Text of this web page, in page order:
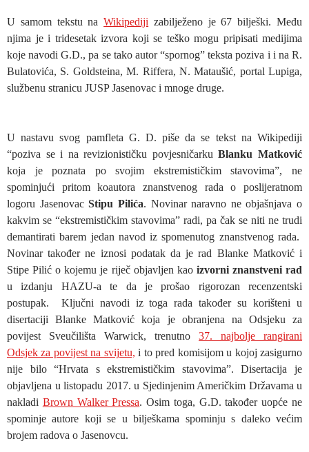
U samom tekstu naWikipediji zabilježeno je 67 bilješki. Među
njima je i tridesetak izvora koji se teško mogu pripisati medijima
koje navodi G.D., pa se tako autor “spornog” teksta poziva i i na R.
Bulatovića, S. Goldsteina, M. Riffera, N. Mataušić, portal Lupiga,
službenu stranicu JUSP Jasenovac i mnoge druge.
U nastavu svog pamfleta G. D. piše da se tekst na Wikipediji
“poziva se i na revizionističku povjesničarkuBlanku Matković
koja je poznata po svojim ekstremističkim stavovima”, ne
spominjući pritom koautora znanstvenog rada o poslijeratnom
logoru JasenovacStipu Pilića. Novinar naravno ne objašnjava o
kakvim se “ekstremističkim stavovima” radi, pa čak se niti ne trudi
demantirati barem jedan navod iz spomenutog znanstvenog rada.
Novinar također ne iznosi podatak da je rad Blanke Matković i
Stipe Pilić o kojemu je riječ objavljen kao izvorni znanstveni rad
u izdanju HAZU-a te da je prošao rigorozan recenzentski
postupak. Ključni navodi iz toga rada također su korišteni u
disertaciji Blanke Matković koja je obranjena na Odsjeku za
povijest Sveučilišta Warwick, trenutno 37. najbolje rangirani
Odsjek za povijest na svijetu, i to pred komisijom u kojoj zasigurno
nije bilo “Hrvata s ekstremističkim stavovima”. Disertacija je
objavljena u listopadu 2017. u Sjedinjenim Američkim Državama u
nakladi Brown Walker Pressa. Osim toga, G.D. također uopće ne
spominje autore koji se u bilješkama spominju s daleko većim
brojem radova o Jasenovcu.